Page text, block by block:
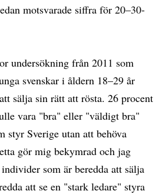
motsvarade siffra för 20–30-
undersökning från 2011 som
svenskar i åldern 18–29 år
sälja sin rätt att rösta. 26 procent
vara "bra" eller "väldigt bra"
styr Sverige utan att behöva
gör mig bekymrad och jag
som är beredda att sälja
att se en "stark ledare" styra